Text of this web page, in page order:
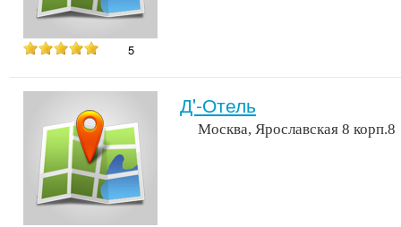
5
Д'-Отель
Москва, Ярославская 8 корп.8